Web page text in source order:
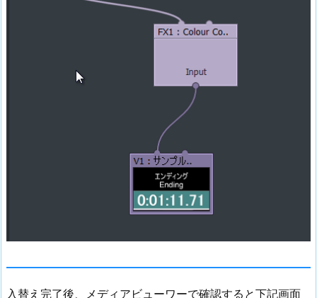
入替え完了後、メディアビューワーで確認すると下記画面